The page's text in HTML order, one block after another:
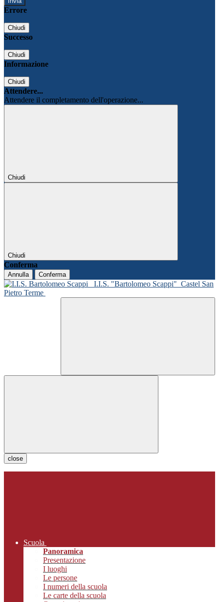
Errore
Chiudi
Successo
Chiudi
Informazione
Chiudi
Attendere...
Attendere il completamento dell'operazione...
Chiudi
Chiudi
Conferma
Annulla Conferma
I.I.S. "Bartolomeo Scappi" Castel San
Pietro Terme
close
Scuola
Panoramica
Presentazione
I luoghi
Le persone
I numeri della scuola
Le carte della scuola